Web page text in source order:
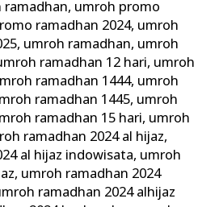
, umroh promo
ramadhan 2024, umroh
, umroh ramadhan, umroh
ramadhan 12 hari, umroh
ramadhan 1444, umroh
ramadhan 1445, umroh
ramadhan 15 hari, umroh
ramadhan 2024 al hijaz,
al hijaz indowisata, umroh
, umroh ramadhan 2024
ramadhan 2024 alhijaz